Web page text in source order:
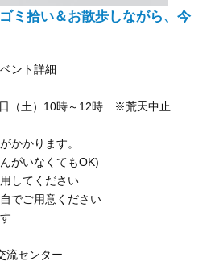
ミ拾い＆お散歩しながら、今
ント詳細
（土）10時～12時 ※荒天中止
かかります。
がいなくてもOK)
してください
でご用意ください
流センター